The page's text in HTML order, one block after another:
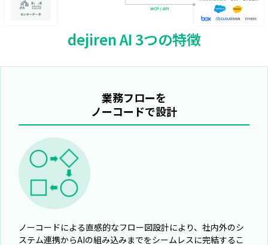
dejiren AI 3つの特徴
業務フローを
ノーコードで設計
ノーコードによる直感的なフロー図設計により、社内外のシ
ステム連携からAIの組み込みまでをシームレスに完結するこ